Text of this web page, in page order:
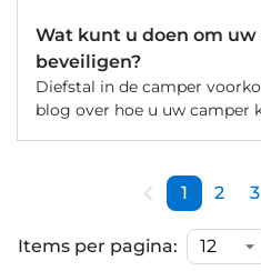
Wat kunt u doen om
beveiligen?
Diefstal in de camper
blog over hoe u uw camper
1 2 3
Items per pagina: